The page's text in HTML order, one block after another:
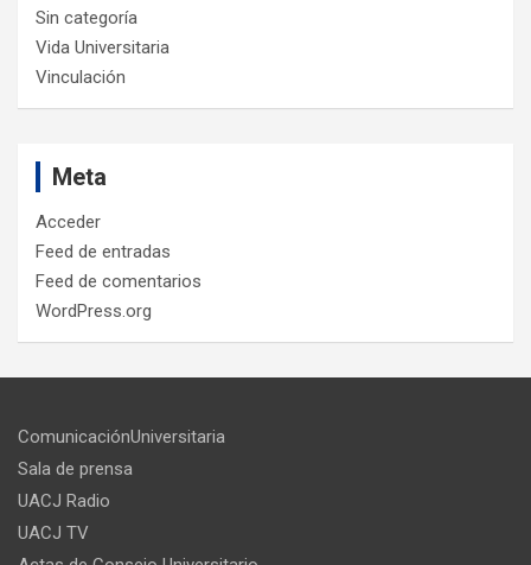
Sin categoría
Vida Universitaria
Vinculación
Meta
Acceder
Feed de entradas
Feed de comentarios
WordPress.org
ComunicaciónUniversitaria
Sala de prensa
UACJ Radio
UACJ TV